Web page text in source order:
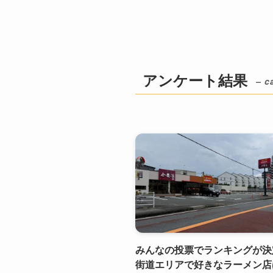
アンケート結果 –
みんなの投票でランキングが
街道エリアで好きなラーメン店